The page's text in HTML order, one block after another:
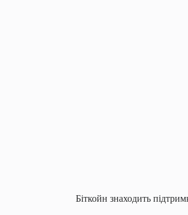
Біткойн знаходить